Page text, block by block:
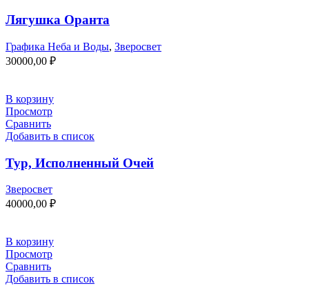
Лягушка Оранта
Графика Неба и Воды, Зверосвет
30000,00 ₽
В корзину
Просмотр
Сравнить
Добавить в список
Тур, Исполненный Очей
Зверосвет
40000,00 ₽
В корзину
Просмотр
Сравнить
Добавить в список